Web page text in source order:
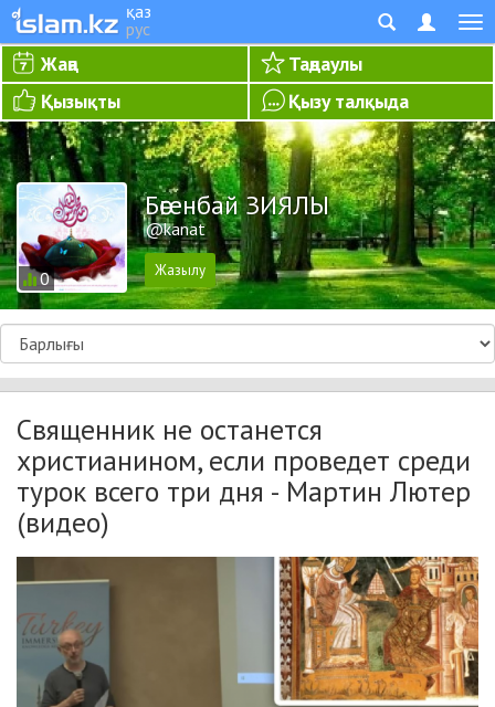
қаз
рус
Жаңа
Таңдаулы
Қызықты
Қызу талқыда
0
Бөгенбай ЗИЯЛЫ
@kanat
Священник не останется
христианином, если проведет среди
турок всего три дня - Мартин Лютер
(видео)